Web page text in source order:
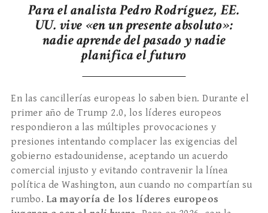
Para el analista Pedro Rodríguez, EE.
UU. vive «en un presente absoluto»:
nadie aprende del pasado y nadie
planifica el futuro
En las cancillerías europeas lo saben bien. Durante el
primer año de Trump 2.0, los líderes europeos
respondieron a las múltiples provocaciones y
presiones intentando complacer las exigencias del
gobierno estadounidense, aceptando un acuerdo
comercial injusto y evitando contravenir la línea
política de Washington, aun cuando no compartían su
rumbo. La mayoría de los líderes europeos